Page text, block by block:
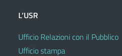
L’USR
Ufficio Relazioni con il Pubblico
Ufficio stampa